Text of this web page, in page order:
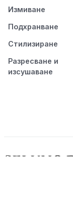
Измиване
Подхранване
Стилизиране
Разресване и
изсушаване